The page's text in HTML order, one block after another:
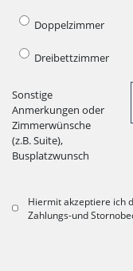
Doppelzimmer
Dreibettzimmer
Sonstige
Anmerkungen oder
Zimmerwünsche
(z.B. Suite),
Busplatzwunsch
Hiermit akzeptiere ich
Zahlungs-und